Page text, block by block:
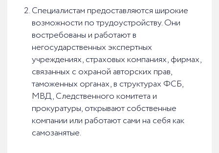
Специалистам предоставляются широкие
возможности по трудоустройству. Они
востребованы и работают в
негосударственных экспертных
учреждениях, страховых компаниях, фирмах,
связанных с охраной авторских прав,
таможенных органах, в структурах ФСБ,
МВД, Следственного комитета и
прокуратуры, открывают собственные
компании или работают сами на себя как
самозанятые.